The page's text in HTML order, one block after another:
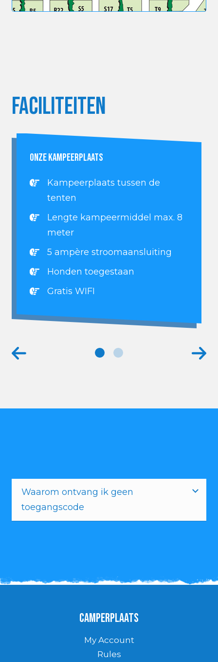
Faciliteiten
ONZE KAMPEERPLAATS
Kampeerplaats tussen de
tenten
Lengte kampeermiddel max. 8
meter
5 ampère stroomaansluiting
Honden toegestaan
Gratis WIFI
Waarom ontvang ik geen
toegangscode
Camperplaats
My Account
Rules